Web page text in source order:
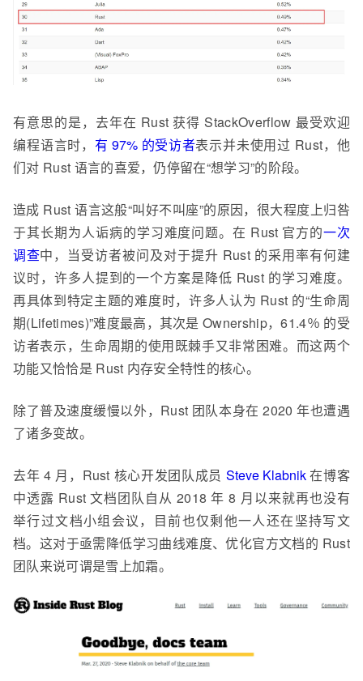
有意思的是，去年在 Rust 获得 StackOverflow 最受欢迎
编程语言时，有 97% 的受访者表示并未使用过 Rust，他
们对 Rust 语言的喜爱，仍停留在“想学习”的阶段。
造成 Rust 语言这般“叫好不叫座”的原因，很大程度上归咎
于其长期为人诟病的学习难度问题。在 Rust 官方的一次
调查中，当受访者被问及对于提升 Rust 的采用率有何建
议时，许多人提到的一个方案是降低 Rust 的学习难度。
再具体到特定主题的难度时，许多人认为 Rust 的“生命周
期(Lifetimes)”难度最高，其次是 Ownership，61.4％ 的受
访者表示，生命周期的使用既棘手又非常困难。而这两个
功能又恰恰是 Rust 内存安全特性的核心。
除了普及速度缓慢以外，Rust 团队本身在 2020 年也遭遇
了诸多变故。
去年 4 月，Rust 核心开发团队成员 Steve Klabnik在博客
中透露 Rust 文档团队自从 2018 年 8 月以来就再也没有
举行过文档小组会议，目前也仅剩他一人还在坚持写文
档。这对于亟需降低学习曲线难度、优化官方文档的 Rust
团队来说可谓是雪上加霜。